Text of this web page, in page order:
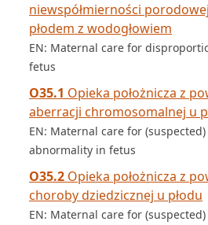
niewspółmierności
płodem z wodogłowiem
EN: Maternal care for
fetus
O35.1 Opieka położnicza z
aberracji chromosomalnej u
EN: Maternal care for
abnormality in fetus
O35.2 Opieka położnicza z
choroby dziedzicznej u płodu
EN: Maternal care for